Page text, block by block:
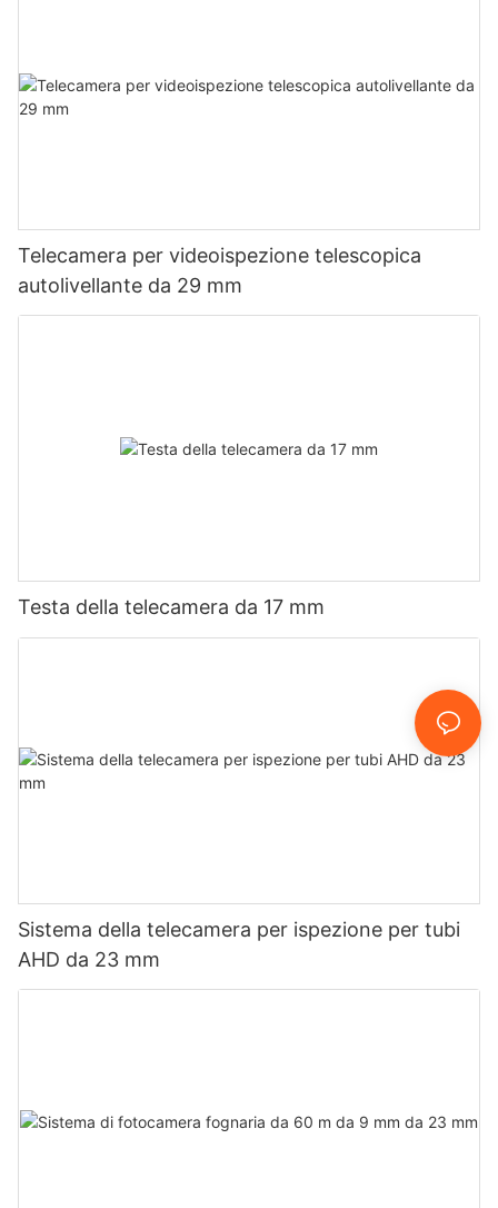
Telecamera per videoispezione telescopica
autolivellante da 29 mm
Testa della telecamera da 17 mm
Sistema della telecamera per ispezione per tubi
AHD da 23 mm